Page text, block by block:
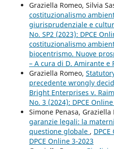
Graziella Romeo, Silvia
costituzionalismo
giurisprudenziale e
No. SP2 (2023): DPCE
costituzionalismo
biocentrismo. Nuove
– A cura di D. Amirante e
Graziella Romeo,
precedente wrongly
Bright Enterprises v.
No. 3 (2024): DPCE
Simone Penasa, Graziella
garanzie legali: la
questione globale ,
DPCE Online 3-2023